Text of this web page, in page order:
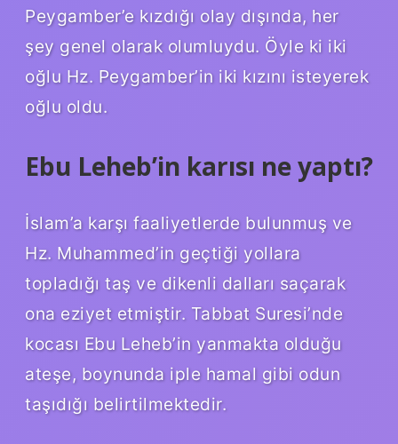
Peygamber’e kızdığı olay dışında, her
şey genel olarak olumluydu. Öyle ki iki
oğlu Hz. Peygamber’in iki kızını isteyerek
oğlu oldu.
Ebu Leheb’in karısı ne yaptı?
İslam’a karşı faaliyetlerde bulunmuş ve
Hz. Muhammed’in geçtiği yollara
topladığı taş ve dikenli dalları saçarak
ona eziyet etmiştir. Tabbat Suresi’nde
kocası Ebu Leheb’in yanmakta olduğu
ateşe, boynunda iple hamal gibi odun
taşıdığı belirtilmektedir.